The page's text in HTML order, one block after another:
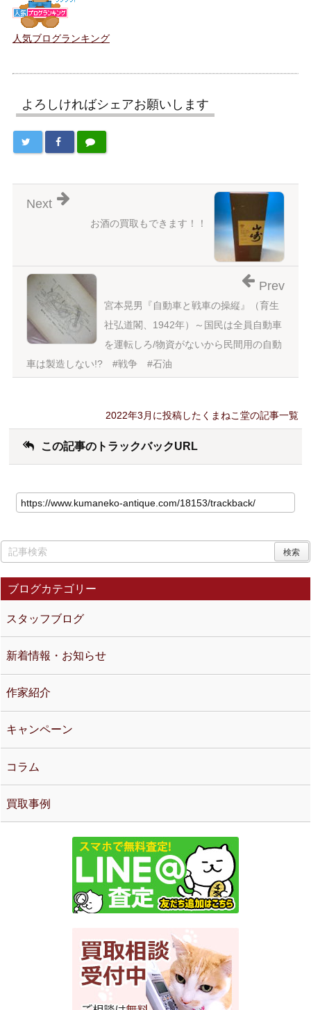
人気ブログランキング
よろしければシェアお願いします
お酒の買取もできます！！
Next
宮本晃男『自動車と戦車の操縦』（育生
社弘道閣、1942年）～国民は全員自動車
を運転しろ/物資がないから民間用の自動
車は製造しない!? #戦争 #石油
Prev
2022年3月に投稿したくまねこ堂の記事一覧
この記事のトラックバックURL
ブログカテゴリー
スタッフブログ
新着情報・お知らせ
作家紹介
キャンペーン
コラム
買取事例